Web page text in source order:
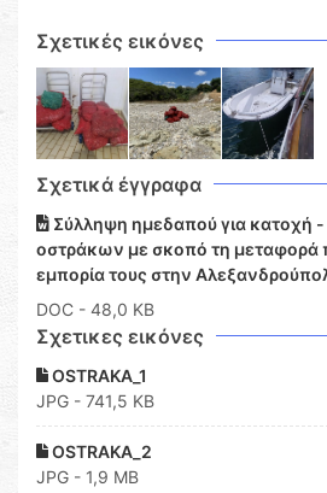
Σχετικές εικόνες
Σχετικά έγγραφα
Σύλληψη ημεδαπού για κατοχή
οστράκων με σκοπό τη
εμπορία τους στην
DOC - 48,0 KB
Σχετικες εικόνες
OSTRAKA_1
JPG - 741,5 KB
OSTRAKA_2
JPG - 1,9 MB